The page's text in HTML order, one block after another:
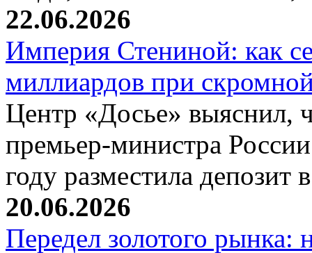
22.06.2026
Империя Стениной: как
миллиардов при
Центр «Досье» выяснил,
премьер-министра
году разместила
20.06.2026
Передел золотого рынка: